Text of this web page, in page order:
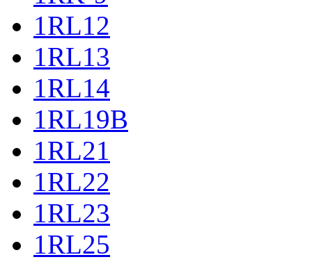
1RL12
1RL13
1RL14
1RL19B
1RL21
1RL22
1RL23
1RL25